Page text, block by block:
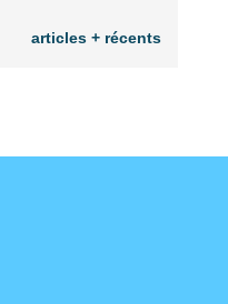
articles + récents